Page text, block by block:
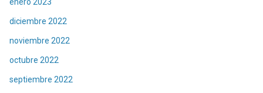
diciembre 2022
noviembre 2022
octubre 2022
septiembre 2022